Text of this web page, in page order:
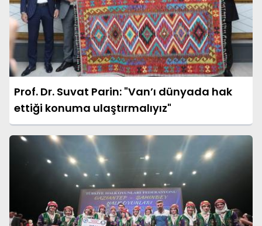
Prof. Dr. Suvat Parin: "Van’ı dünyada hak
ettiği konuma ulaştırmalıyız"